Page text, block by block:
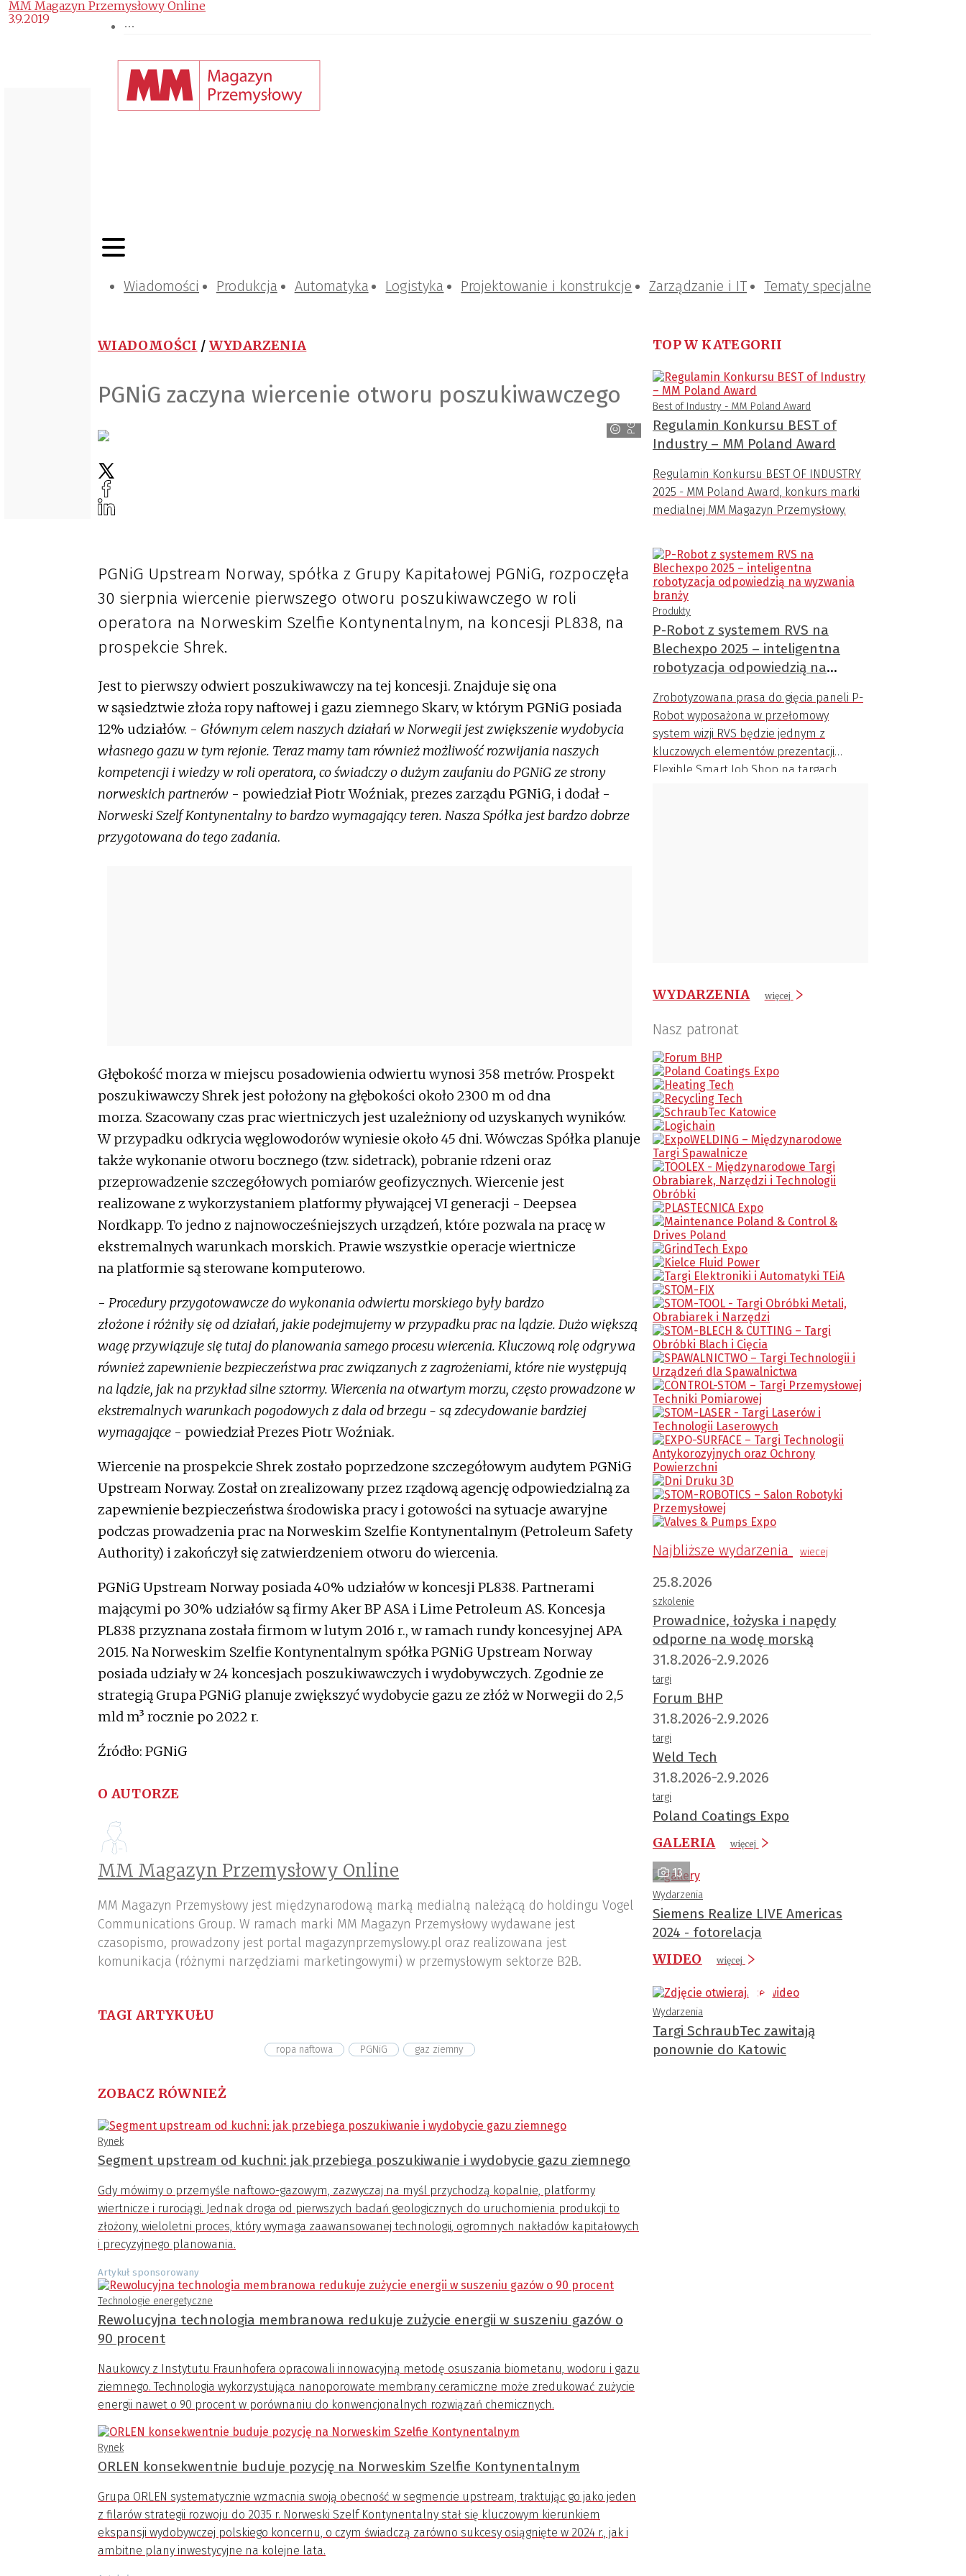
Wiadomości Produkcja Automatyka Logistyka Projektowanie i konstrukcje Zarządzanie i IT Tematy specjalne
WIADOMOŚCI / WYDARZENIA
PGNiG zaczyna wiercenie otworu poszukiwawczego
PGNiG
MM Magazyn Przemysłowy Online
3.9.2019
PGNiG Upstream Norway, spółka z Grupy Kapitałowej PGNiG, rozpoczęła
30 sierpnia wiercenie pierwszego otworu poszukiwawczego w roli
operatora na Norweskim Szelfie Kontynentalnym, na koncesji PL838, na
prospekcie Shrek.
Jest to pierwszy odwiert poszukiwawczy na tej koncesji. Znajduje się ona
w sąsiedztwie złoża ropy naftowej i gazu ziemnego Skarv, w którym PGNiG posiada
12% udziałów. - Głównym celem naszych działań w Norwegii jest zwiększenie wydobycia
własnego gazu w tym rejonie. Teraz mamy tam również możliwość rozwijania naszych
kompetencji i wiedzy w roli operatora, co świadczy o dużym zaufaniu do PGNiG ze strony
norweskich partnerów - powiedział Piotr Woźniak, prezes zarządu PGNiG, i dodał -
Norweski Szelf Kontynentalny to bardzo wymagający teren. Nasza Spółka jest bardzo dobrze
przygotowana do tego zadania.
Głębokość morza w miejscu posadowienia odwiertu wynosi 358 metrów. Prospekt
poszukiwawczy Shrek jest położony na głębokości około 2300 m od dna
morza. Szacowany czas prac wiertniczych jest uzależniony od uzyskanych wyników.
W przypadku odkrycia węglowodorów wyniesie około 45 dni. Wówczas Spółka planuje
także wykonanie otworu bocznego (tzw. sidetrack), pobranie rdzeni oraz
przeprowadzenie szczegółowych pomiarów geofizycznych. Wiercenie jest
realizowane z wykorzystaniem platformy pływającej VI generacji - Deepsea
Nordkapp. To jedno z najnowocześniejszych urządzeń, które pozwala na pracę w
ekstremalnych warunkach morskich. Prawie wszystkie operacje wiertnicze
na platformie są sterowane komputerowo.
- Procedury przygotowawcze do wykonania odwiertu morskiego były bardzo
złożone i różniły się od działań, jakie podejmujemy w przypadku prac na lądzie. Dużo większą
wagę przywiązuje się tutaj do planowania samego procesu wiercenia. Kluczową rolę odgrywa
również zapewnienie bezpieczeństwa prac związanych z zagrożeniami, które nie występują
na lądzie, jak na przykład silne sztormy. Wiercenia na otwartym morzu, często prowadzone w
ekstremalnych warunkach pogodowych z dala od brzegu - są zdecydowanie bardziej
wymagające - powiedział Prezes Piotr Woźniak.
Wiercenie na prospekcie Shrek zostało poprzedzone szczegółowym audytem PGNiG
Upstream Norway. Został on zrealizowany przez rządową agencję odpowiedzialną za
zapewnienie bezpieczeństwa środowiska pracy i gotowości na sytuacje awaryjne
podczas prowadzenia prac na Norweskim Szelfie Kontynentalnym (Petroleum Safety
Authority) i zakończył się zatwierdzeniem otworu do wiercenia.
PGNiG Upstream Norway posiada 40% udziałów w koncesji PL838. Partnerami
mającymi po 30% udziałów są firmy Aker BP ASA i Lime Petroleum AS. Koncesja
PL838 przyznana została firmom w lutym 2016 r., w ramach rundy koncesyjnej APA
2015. Na Norweskim Szelfie Kontynentalnym spółka PGNiG Upstream Norway
posiada udziały w 24 koncesjach poszukiwawczych i wydobywczych. Zgodnie ze
strategią Grupa PGNiG planuje zwiększyć wydobycie gazu ze złóż w Norwegii do 2,5
mld m³ rocznie po 2022 r.
Źródło: PGNiG
O AUTORZE
MM Magazyn Przemysłowy Online
MM Magazyn Przemysłowy jest międzynarodową marką medialną należącą do holdingu Vogel
Communications Group. W ramach marki MM Magazyn Przemysłowy wydawane jest
czasopismo, prowadzony jest portal magazynprzemyslowy.pl oraz realizowana jest
komunikacja (różnymi narzędziami marketingowymi) w przemysłowym sektorze B2B.
TAGI ARTYKUŁU
ropa naftowa PGNiG gaz ziemny
ZOBACZ RÓWNIEŻ
Rynek
Segment upstream od kuchni: jak przebiega poszukiwanie i wydobycie gazu ziemnego
Gdy mówimy o przemyśle naftowo-gazowym, zazwyczaj na myśl przychodzą kopalnie, platformy
wiertnicze i rurociągi. Jednak droga od pierwszych badań geologicznych do uruchomienia produkcji to
złożony, wieloletni proces, który wymaga zaawansowanej technologii, ogromnych nakładów kapitałowych
i precyzyjnego planowania.
Artykuł sponsorowany
Technologie energetyczne
Rewolucyjna technologia membranowa redukuje zużycie energii w suszeniu gazów o
90 procent
Naukowcy z Instytutu Fraunhofera opracowali innowacyjną metodę osuszania biometanu, wodoru i gazu
ziemnego. Technologia wykorzystująca nanoporowate membrany ceramiczne może zredukować zużycie
energii nawet o 90 procent w porównaniu do konwencjonalnych rozwiązań chemicznych.
Rynek
ORLEN konsekwentnie buduje pozycję na Norweskim Szelfie Kontynentalnym
Grupa ORLEN systematycznie wzmacnia swoją obecność w segmencie upstream, traktując go jako jeden
z filarów strategii rozwoju do 2035 r. Norweski Szelf Kontynentalny stał się kluczowym kierunkiem
ekspansji wydobywczej polskiego koncernu, o czym świadczą zarówno sukcesy osiągnięte w 2024 r., jak i
ambitne plany inwestycyjne na kolejne lata.
TOP W KATEGORII
Best of Industry - MM Poland Award
Regulamin Konkursu BEST of
Industry – MM Poland Award
Regulamin Konkursu BEST OF INDUSTRY
2025 - MM Poland Award, konkurs marki
medialnej MM Magazyn Przemysłowy.
Produkty
P-Robot z systemem RVS na
Blechexpo 2025 – inteligentna
robotyzacja odpowiedzią na
Zrobotyzowana prasa do gięcia paneli P-
Robot wyposażona w przełomowy
system wizji RVS będzie jednym z
kluczowych elementów prezentacji
Flexible Smart Job Shop na targach
WYDARZENIA więcej
Nasz patronat
Najbliższe wydarzenia wiecej
25.8.2026
szkolenie
Prowadnice, łożyska i napędy
odporne na wodę morską
31.8.2026-2.9.2026
targi
Forum BHP
31.8.2026-2.9.2026
targi
Weld Tech
31.8.2026-2.9.2026
targi
Poland Coatings Expo
GALERIA
więcej
13
Wydarzenia
Siemens Realize LIVE Americas
2024 - fotorelacja
WIDEO
więcej
Wydarzenia
Targi SchraubTec zawitają
ponownie do Katowic